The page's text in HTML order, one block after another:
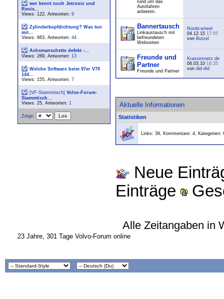
wer kennt noch Jetronic und
Renix...
Views: 122, Antworten: 9
Zylinderkopfdichtung? Was tun
mit...
Views: 663, Antworten: 44
Achsmanschette defekt -...
Views: 269, Antworten: 13
Welche Software beim 97er V70
144...
Views: 155, Antworten: 7
[VF-Stammtisch] Volvo-Forum-
Stammtisch...
Views: 25, Antworten: 1
Zeige:
rund um das
Autofahren
anbieten.
Bannertausch
Linkaustausch mit
befreundeten
Webseiten
Nordicwheel
04.12.15 17:05
von Butzel
Freunde und
Partner
Freunde und Partner
Krassesnetz.de
06.03.10 18:35
von did-did
Aktuelle Informationen
Statistiken
Links: 39, Kommentare: 4, Kategorien:
Neue
Einträge
Alle Zeitangaben in
23 Jahre, 301 Tage Volvo-Forum online